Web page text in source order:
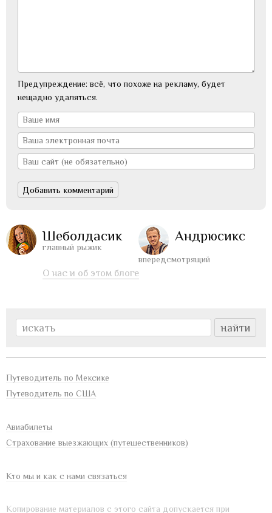
Предупреждение: всё, что похоже на рекламу, будет
нещадно удаляться.
Шеболдасик
главный рыжик
Андрюсикс
впередсмотрящий
О нас и об этом блоге
Путеводитель по Мексике
Путеводитель по США
Авиабилеты
Страхование выезжающих (путешественников)
Кто мы и как с нами связаться
Копирование материалов с этого сайта допускается при